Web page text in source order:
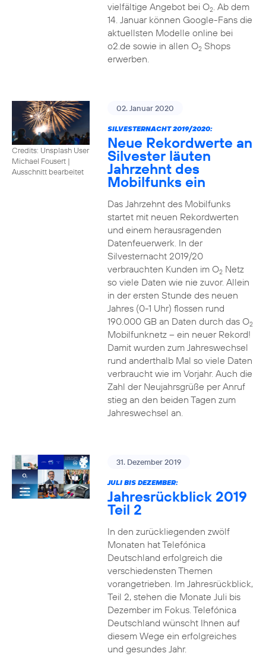
vielfältige Angebot bei O2. Ab dem
14. Januar können Google-Fans die
aktuellsten Modelle online bei
o2.de sowie in allen O2Shops
erwerben.
Credits: Unsplash User
Michael Fousert |
Ausschnitt bearbeitet
02. Januar 2020
SILVESTERNACHT 2019/2020:
Neue Rekordwerte an
Silvester läuten
Jahrzehnt des
Mobilfunks ein
Das Jahrzehnt des Mobilfunks
startet mit neuen Rekordwerten
und einem herausragenden
Datenfeuerwerk. In der
Silvesternacht 2019/20
verbrauchten Kunden im O2Netz
so viele Daten wie nie zuvor. Allein
in der ersten Stunde des neuen
Jahres (0-1 Uhr) flossen rund
190.000 GB an Daten durch das O2
Mobilfunknetz – ein neuer Rekord!
Damit wurden zum Jahreswechsel
rund anderthalb Mal so viele Daten
verbraucht wie im Vorjahr. Auch die
Zahl der Neujahrsgrüße per Anruf
stieg an den beiden Tagen zum
Jahreswechsel an.
31. Dezember 2019
JULI BIS DEZEMBER:
Jahresrückblick 2019
Teil 2
In den zurückliegenden zwölf
Monaten hat Telefónica
Deutschland erfolgreich die
verschiedensten Themen
vorangetrieben. Im Jahresrückblick,
Teil 2, stehen die Monate Juli bis
Dezember im Fokus. Telefónica
Deutschland wünscht Ihnen auf
diesem Wege ein erfolgreiches
und gesundes Jahr.